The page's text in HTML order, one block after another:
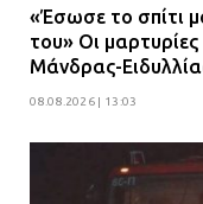
«Έσωσε το σπίτι
του» Οι
Μάνδρας-
08.08.2026 | 13:03